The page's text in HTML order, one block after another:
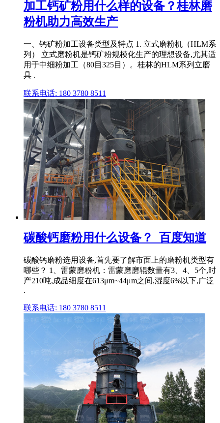
加工钙矿粉用什么样的设备？桂林磨
粉机助力高效生产
一、钙矿粉加工设备类型及特点 1. 立式磨粉机（HLM系
列） 立式磨粉机是钙矿粉规模化生产的理想设备,尤其适
用于中细粉加工（80目325目）。桂林的HLM系列立磨
具 .
联系电话: 180 3780 8511
碳酸钙磨粉用什么设备？_百度知道
碳酸钙磨粉选用设备,首先要了解市面上的磨粉机类型有
哪些？ 1、雷蒙磨粉机：雷蒙磨磨辊数量有3、4、5个,时
产210吨,成品细度在613μm~44μm之间,湿度6%以下,广泛
.
联系电话: 180 3780 8511